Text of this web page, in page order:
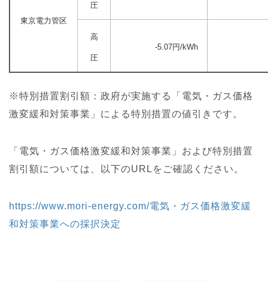
東京電力管区
圧
高
圧
-5.07円/kWh
※特別措置割引額：政府が実施する「電気・ガス価格
激変緩和対策事業」による特別措置の値引きです。
「電気・ガス価格激変緩和対策事業」および特別措置
割引額については、以下のURLをご確認ください。
https://www.mori-energy.com/電気・ガス価格激変緩
和対策事業への採択決定